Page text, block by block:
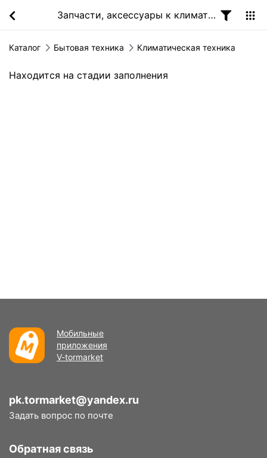
Запчасти, аксессуары к климатической технике
Каталог Бытовая техника Климатическая техника
Находится на стадии заполнения
Мобильные
приложения
V-tormarket
pk.tormarket@yandex.ru
Задать вопрос по почте
Обратная связь